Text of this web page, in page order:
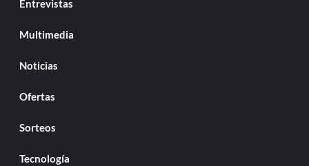
Entrevistas
Multimedia
Noticias
Ofertas
Sorteos
Tecnología